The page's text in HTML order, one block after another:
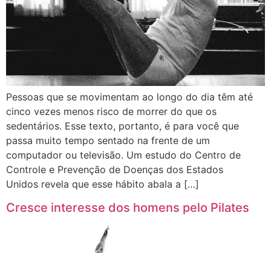
Pessoas que se movimentam ao longo do dia têm até
cinco vezes menos risco de morrer do que os
sedentários. Esse texto, portanto, é para você que
passa muito tempo sentado na frente de um
computador ou televisão. Um estudo do Centro de
Controle e Prevenção de Doenças dos Estados
Unidos revela que esse hábito abala a […]
Cresce interesse dos homens pelo Pilates